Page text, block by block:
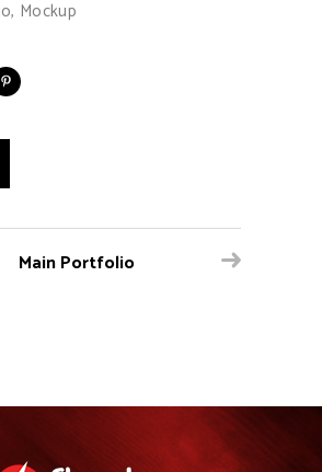
Mockup
Main Portfolio